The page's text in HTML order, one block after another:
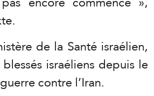
de la Santé israélien,
israéliens depuis le
contre l’Iran.